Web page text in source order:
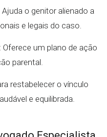
Ajuda o genitor alienado a
e legais do caso.
Oferece um plano de ação
parental.
restabelecer o vínculo
e equilibrada.